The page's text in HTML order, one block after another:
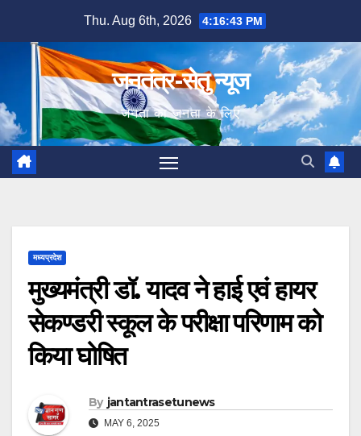
content
Thu. Aug 6th, 2026 4:16:44 PM
जनतंत्र-सेतु न्यूज
जनता का जनता के लिए
मध्यप्रदेश
मुख्यमंत्री डॉ. यादव ने हाई एवं हायर
सेकण्डरी स्कूल के परीक्षा परिणाम को
किया घोषित
By jantantrasetunews
MAY 6, 2025